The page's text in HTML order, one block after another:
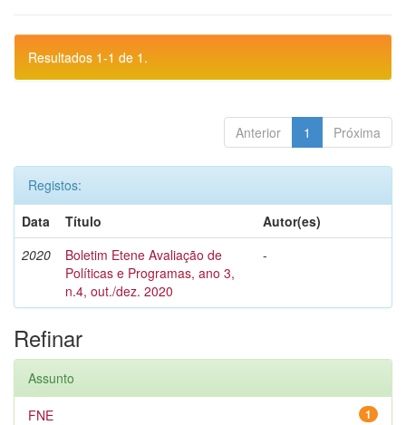
Resultados 1-1 de 1.
Anterior 1 Próxima
Registos:
Data
Título
Autor(es)
2020
Boletim Etene Avaliação de
Políticas e Programas, ano 3,
n.4, out./dez. 2020
-
Refinar
Assunto
1
FNE